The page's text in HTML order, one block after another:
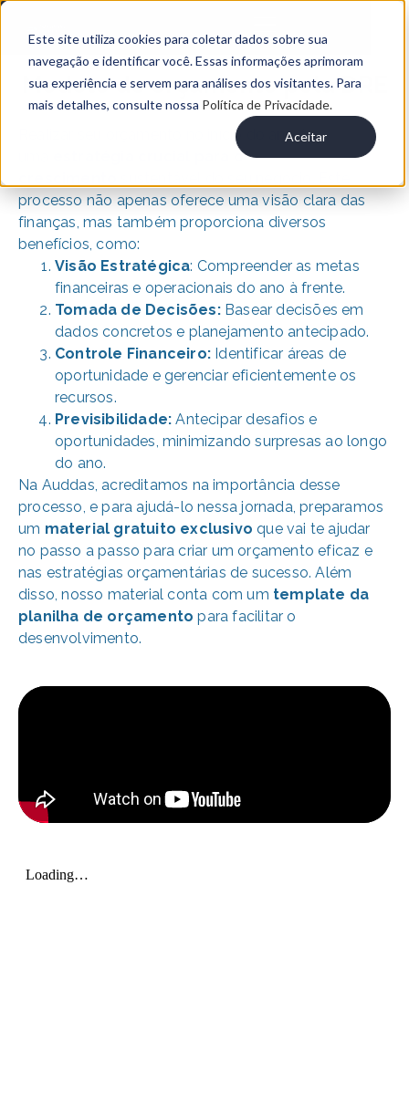
Este site utiliza cookies para coletar dados sobre sua
navegação e identificar você. Essas informações aprimoram
sua experiência e servem para análises dos visitantes. Para
mais detalhes, consulte nossa Política de Privacidade.
Aceitar
Modelo de orçamento pela DRE
Realizar seu orçamento no início do ano é
estratégia crucial para o
processo não apenas oferece uma visão clara das
finanças, mas também proporciona diversos
benefícios, como:
Visão Estratégica: Compreender as metas
financeiras e operacionais do ano à frente.
Tomada de Decisões:Basear decisões em
dados concretos e planejamento antecipado.
Controle Financeiro: Identificar áreas de
oportunidade e gerenciar eficientemente os
recursos.
Previsibilidade:Antecipar desafios e
oportunidades, minimizando surpresas ao longo
do ano.
Na Auddas, acreditamos na importância desse
processo, e para ajudá-lo nessa jornada, preparamos
um material gratuito exclusivoque vai te ajudar
no passo a passo para criar um orçamento eficaz e
nas estratégias orçamentárias de sucesso. Além
disso, nosso material conta com um template da
planilha de orçamento para facilitar o
desenvolvimento.